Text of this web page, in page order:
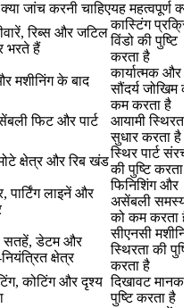
जांच करनी चाहिएयह महत्वपूर्ण
रिब्स और जटिल
भरते हैं
कास्टिंग
विंडो की पुष्टि
करता है
मशीनिंग के बाद
कार्यात्मक और
सौंदर्य जोखिम
कम करता है
फिट और पार्ट
आयामी स्थिरता
सुधार करता है
क्षेत्र और रिब खंड
स्थिर पार्ट
की पुष्टि करता
पार्टिंग लाइनें और
फिनिशिंग और
असेंबली
को कम करता है
सतहें, डेटम और
क्षेत्र
सीएनसी
स्थिरता की
करता है
कोटिंग और दृश्य दिखावट मानक
पुष्टि करता है